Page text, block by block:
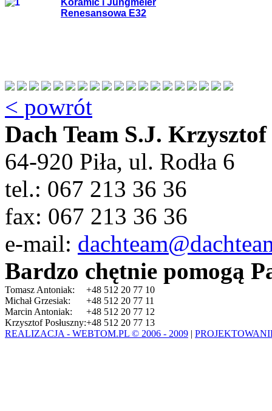
Renesansowa E32
< powrót
Dach Team S.J. Krzysztof
64-920 Piła, ul. Rodła 6
tel.: 067 213 36 36
fax: 067 213 36 36
e-mail:
Bardzo chętnie pomogą
Tomasz Antoniak:
+48 512 20 77 10
Michał Grzesiak:
+48 512 20 77 11
Marcin Antoniak:
+48 512 20 77 12
Krzysztof Posłuszny:+48 512 20 77 13
REALIZACJA - WEBTOM.PL © 2006 - 2009 |